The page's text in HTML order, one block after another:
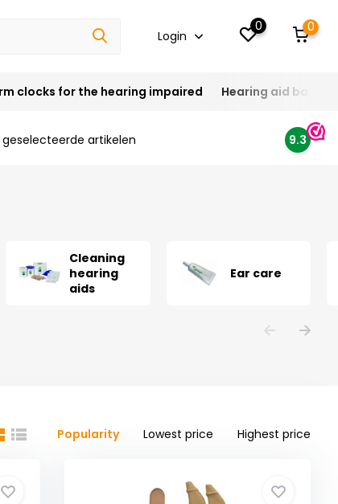
Login
0 0
clocks for the hearing impaired Hearing aid
artikelen 9.3
Cleaning
hearing
aids
Ear care
Popularity Lowest price Highest price